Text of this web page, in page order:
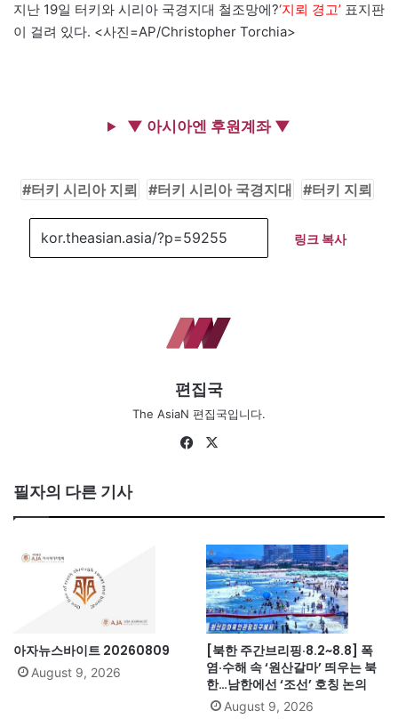
지난 19일 터키와 시리아 국경지대 철조망에?‘지뢰 경고’ 표지판
이 걸려 있다. <사진=AP/Christopher Torchia>
▼ 아시아엔 후원계좌 ▼
터키 시리아 지뢰 터키 시리아 국경지대 터키 지뢰
링크 복사
편집국
The AsiaN 편집국입니다.
Fa
필자의 다른 기사
아자뉴스바이트 20260809
August 9, 2026
[북한 주간브리핑·8.2~8.8] 폭
염·수해 속 ‘원산갈마’ 띄우는 북
한…남한에선 ‘조선’ 호칭 논의
August 9, 2026